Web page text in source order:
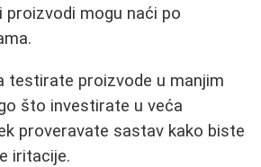
mogu naći po
testirate proizvode u manjim
što investirate u veća
proveravate sastav kako biste
iritacije.